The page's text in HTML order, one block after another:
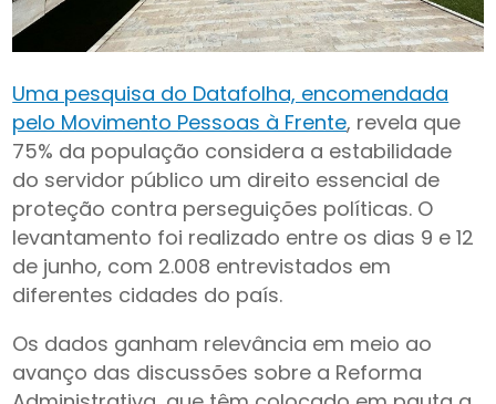
Uma pesquisa do Datafolha, encomendada
pelo Movimento Pessoas à Frente, revela que
75% da população considera a estabilidade
do servidor público um direito essencial de
proteção contra perseguições políticas. O
levantamento foi realizado entre os dias 9 e 12
de junho, com 2.008 entrevistados em
diferentes cidades do país.
Os dados ganham relevância em meio ao
avanço das discussões sobre a Reforma